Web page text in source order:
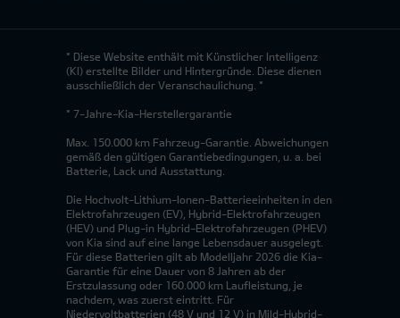
* Diese Website enthält mit Künstlicher Intelligenz
(KI) erstellte Bilder und Hintergründe. Diese dienen
ausschließlich der Veranschaulichung. *
* 7-Jahre-Kia-Herstellergarantie
Max. 150.000 km Fahrzeug-Garantie. Abweichungen
gemäß den gültigen Garantiebedingungen, u. a. bei
Batterie, Lack und Ausstattung.
Die Hochvolt-Lithium-Ionen-Batterieeinheiten in den
Elektrofahrzeugen (EV), Hybrid-Elektrofahrzeugen
(HEV) und Plug-in Hybrid-Elektrofahrzeugen (PHEV)
von Kia sind auf eine lange Lebensdauer ausgelegt.
Für diese Batterien gilt ab Modelljahr 2026 die Kia-
Garantie für eine Dauer von 8 Jahren ab der
Erstzulassung oder 160.000 km Laufleistung, je
nachdem, was zuerst eintritt. Für
Niedervoltbatterien (48 V und 12 V) in Mild-Hybrid-